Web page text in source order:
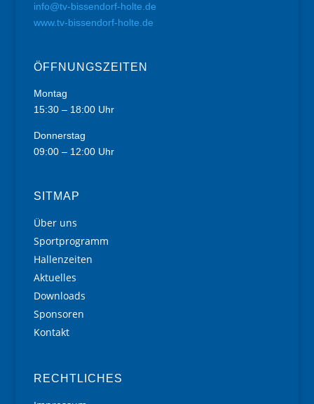
info@tv-bissendorf-holte.de
www.tv-bissendorf-holte.de
ÖFFNUNGSZEITEN
Montag
15:30 – 18:00 Uhr
Donnerstag
09:00 – 12:00 Uhr
SITMAP
Über uns
Sportprogramm
Hallenzeiten
Aktuelles
Downloads
Sponsoren
Kontakt
RECHTLICHES